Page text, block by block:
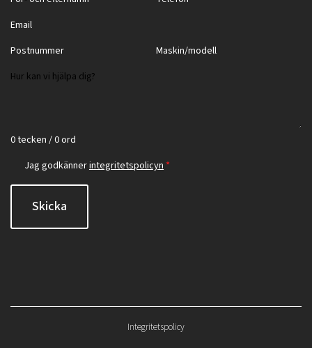
0 tecken / 0 ord
Jag godkännerintegritetspolicyn *
Skicka
Integritetspolicy